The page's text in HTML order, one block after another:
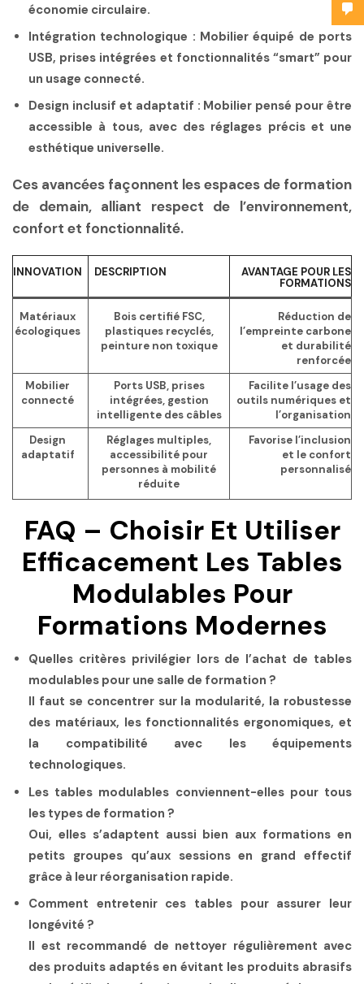
économie circulaire.
Intégration technologique : Mobilier équipé de ports
USB, prises intégrées et fonctionnalités “smart” pour
un usage connecté.
Design inclusif et adaptatif : Mobilier pensé pour être
accessible à tous, avec des réglages précis et une
esthétique universelle.
Ces avancées façonnent les espaces de formation
de demain, alliant respect de l’environnement,
confort et fonctionnalité.
INNOVATION DESCRIPTION
AVANTAGE POUR LES
FORMATIONS
Matériaux
écologiques
Bois certifié FSC,
plastiques recyclés,
peinture non toxique
Réduction de
l’empreinte carbone
et durabilité
renforcée
Mobilier
connecté
Ports USB, prises
intégrées, gestion
intelligente des câbles
Facilite l’usage des
outils numériques et
l’organisation
Design
adaptatif
Réglages multiples,
accessibilité pour
personnes à mobilité
réduite
Favorise l’inclusion
et le confort
personnalisé
FAQ – Choisir Et Utiliser
Efficacement Les Tables
Modulables Pour
Formations Modernes
Quelles critères privilégier lors de l’achat de tables
modulables pour une salle de formation ?
Il faut se concentrer sur la modularité, la robustesse
des matériaux, les fonctionnalités ergonomiques, et
la compatibilité avec les équipements
technologiques.
Les tables modulables conviennent-elles pour tous
les types de formation ?
Oui, elles s’adaptent aussi bien aux formations en
petits groupes qu’aux sessions en grand effectif
grâce à leur réorganisation rapide.
Comment entretenir ces tables pour assurer leur
longévité ?
Il est recommandé de nettoyer régulièrement avec
des produits adaptés en évitant les produits abrasifs